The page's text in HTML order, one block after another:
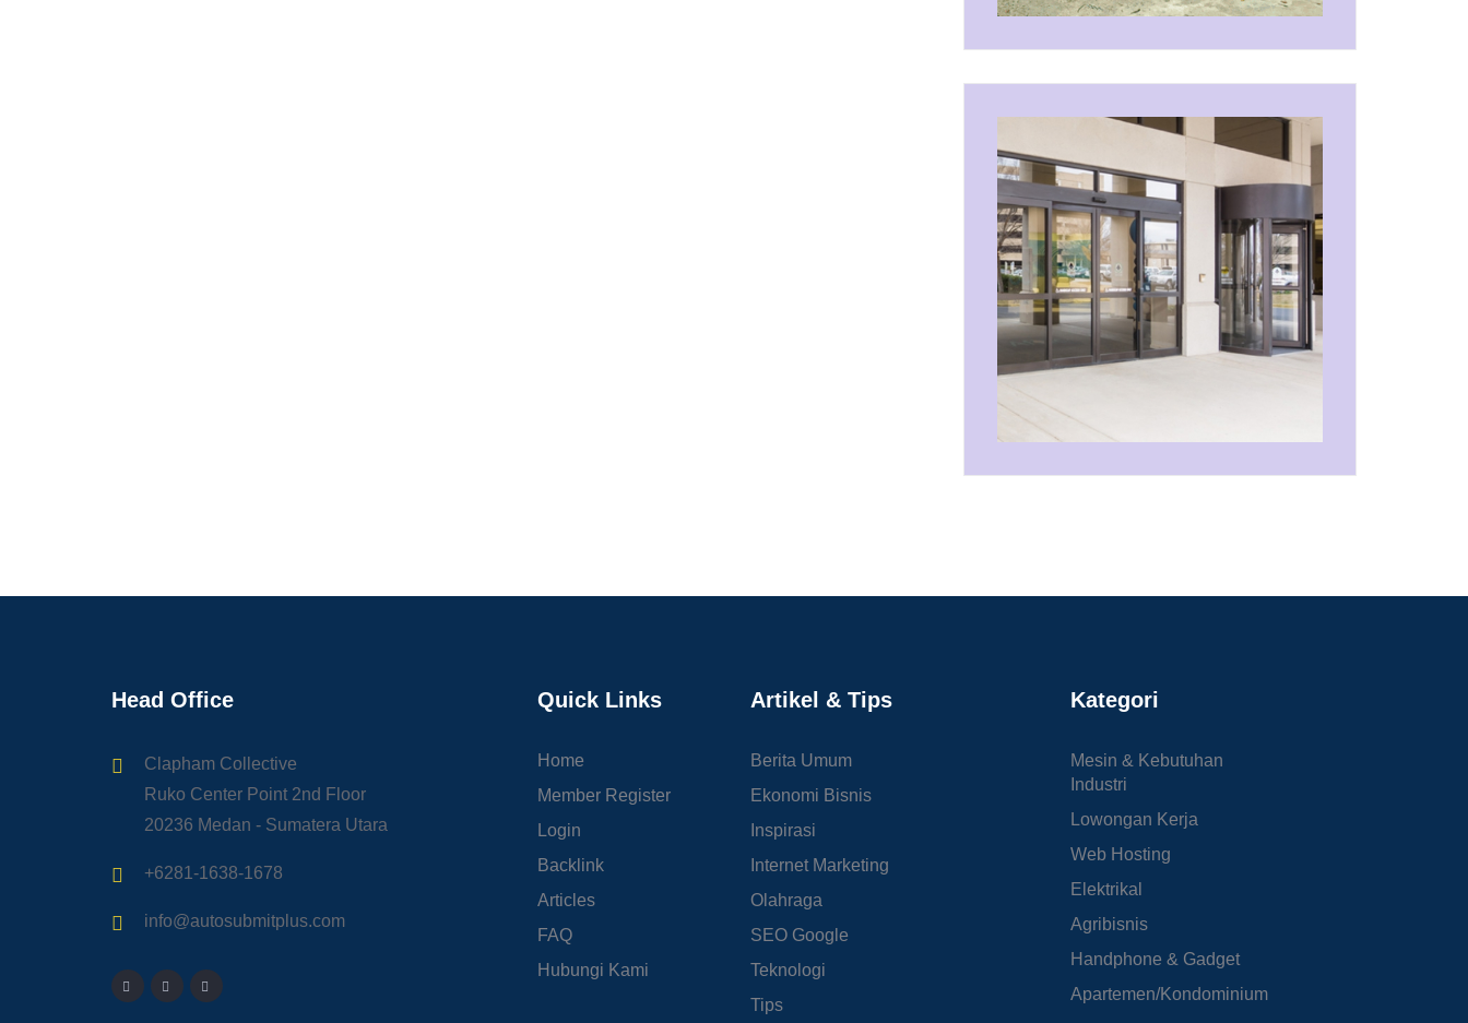
Head Office
Clapham Collective
Ruko Center Point 2nd Floor
20236 Medan - Sumatera Utara
+6281-1638-1678
info@autosubmitplus.com
Quick Links
Home
Member Register
Login
Backlink
Articles
FAQ
Hubungi Kami
Artikel & Tips
Berita Umum
Ekonomi Bisnis
Inspirasi
Internet Marketing
Olahraga
SEO Google
Teknologi
Tips
Kategori
Mesin & Kebutuhan
Industri
Lowongan Kerja
Web Hosting
Elektrikal
Agribisnis
Handphone & Gadget
Apartemen/Kondominium